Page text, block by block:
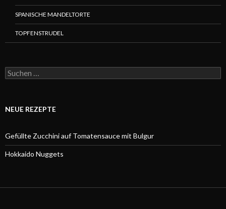
SPANISCHE MANDELTORTE
TOPFENSTRUDEL
Suchen
nach:
NEUE REZEPTE
Gefüllte Zucchini auf Tomatensauce mit Bulgur
Hokkaido Nuggets